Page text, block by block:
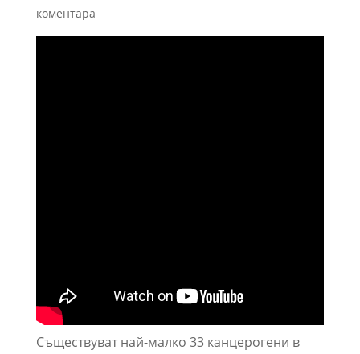
коментара
Съществуват най-малко 33 канцерогени в